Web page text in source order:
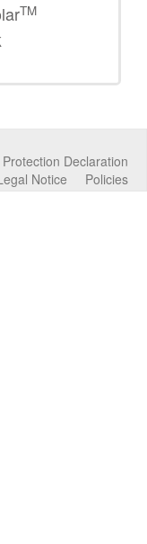
TM
Declaration
Policies
Notice